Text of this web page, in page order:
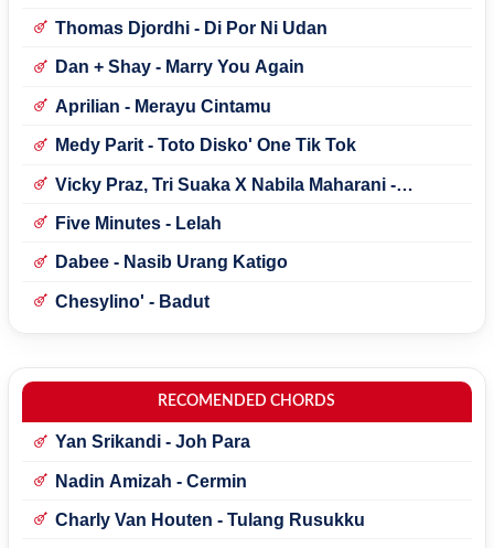
Thomas Djordhi - Di Por Ni Udan
Dan + Shay - Marry You Again
Aprilian - Merayu Cintamu
Medy Parit - Toto Disko' One Tik Tok
Vicky Praz, Tri Suaka X Nabila Maharani -
Five Minutes - Lelah
Dabee - Nasib Urang Katigo
Chesylino' - Badut
RECOMENDED CHORDS
Yan Srikandi - Joh Para
Nadin Amizah - Cermin
Charly Van Houten - Tulang Rusukku